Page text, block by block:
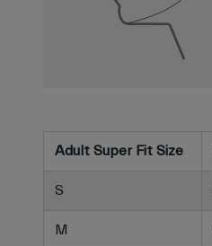
Adult Super Fit Size
S
M